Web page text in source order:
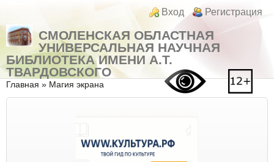
Перейти к основному содержанию
Login links
Вход Регистрация
СМОЛЕНСКАЯ ОБЛАСТНАЯ
УНИВЕРСАЛЬНАЯ НАУЧНАЯ
БИБЛИОТЕКА ИМЕНИ А.Т.
ТВАРДОВСКОГО
Вы здесь
Главная » Магия экрана